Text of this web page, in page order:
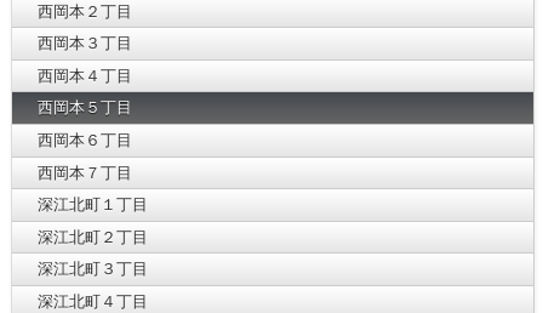
西岡本２丁目
西岡本３丁目
西岡本４丁目
西岡本５丁目
西岡本６丁目
西岡本７丁目
深江北町１丁目
深江北町２丁目
深江北町３丁目
深江北町４丁目